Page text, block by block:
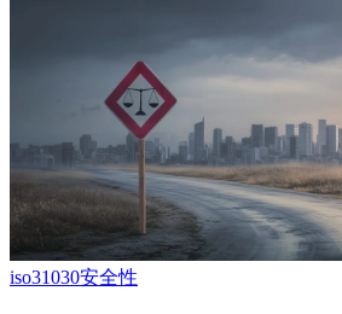
iso31030安全性